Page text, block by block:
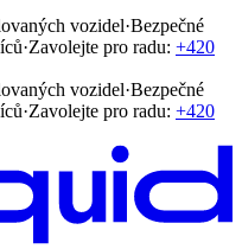
vozidel·Bezpečné
·Zavolejte pro radu: +420
vozidel·Bezpečné
·Zavolejte pro radu: +420